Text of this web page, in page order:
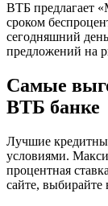
ВТБ предлагает
сроком
сегодняшний
предложений на
Самые
ВТБ банке
Лучшие
условиями.
процентная
сайте, выбирайте